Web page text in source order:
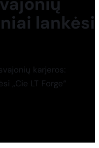
lankėsi
karjeros:
„Cie LT Forge“